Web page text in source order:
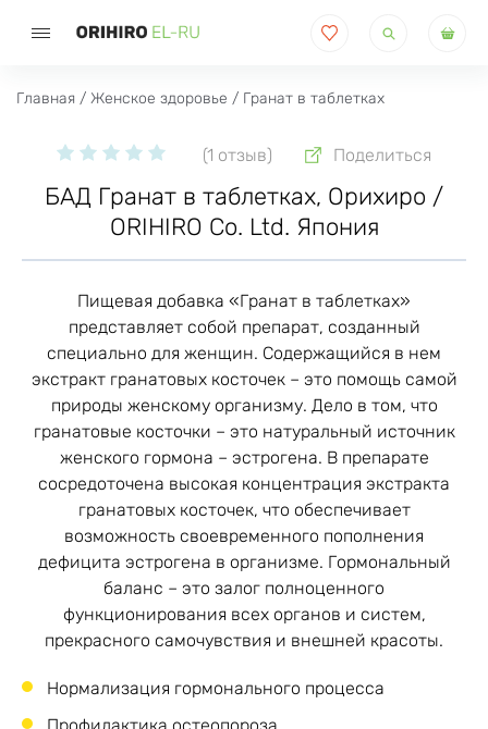
товаров
Главная / Женское здоровье / Гранат в таблетках
(1 отзыв) Поделиться
БАД Гранат в таблетках, Орихиро /
ORIHIRO Co. Ltd. Япония
Пищевая добавка «Гранат в таблетках»
представляет собой препарат, созданный
специально для женщин. Содержащийся в нем
экстракт гранатовых косточек – это помощь самой
природы женскому организму. Дело в том, что
гранатовые косточки – это натуральный источник
женского гормона – эстрогена. В препарате
сосредоточена высокая концентрация экстракта
гранатовых косточек, что обеспечивает
возможность своевременного пополнения
дефицита эстрогена в организме. Гормональный
баланс – это залог полноценного
функционирования всех органов и систем,
прекрасного самочувствия и внешней красоты.
Нормализация гормонального процесса